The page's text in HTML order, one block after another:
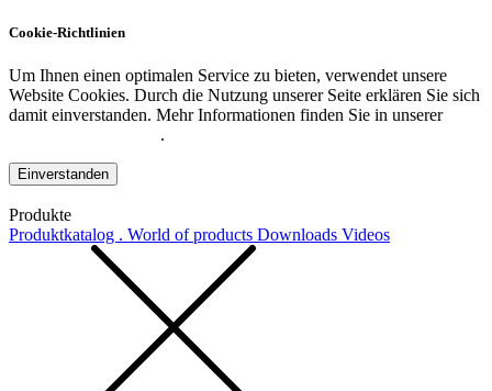
Cookie-Richtlinien
Um Ihnen einen optimalen Service zu bieten, verwendet unsere
Website Cookies. Durch die Nutzung unserer Seite erklären Sie sich
damit einverstanden. Mehr Informationen finden Sie in unserer
.
Einverstanden
Produkte
Produktkatalog . World of products Downloads Videos